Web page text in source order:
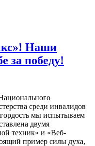
Наши
за победу!
среди инвалидов
мы испытываем
двумя
техник» и «Веб-
пример силы духа,